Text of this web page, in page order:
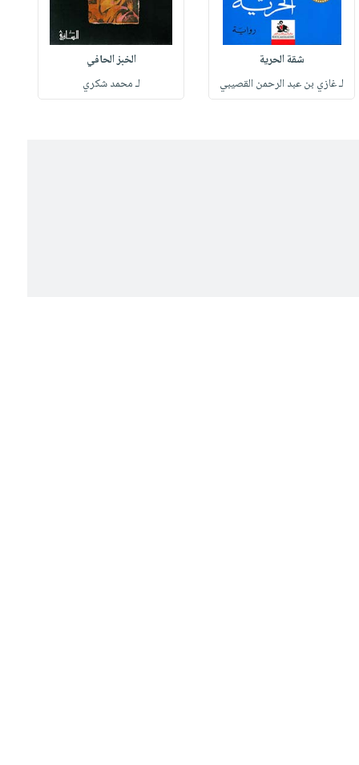
شقة الحرية
لـ غازي بن عبد الرحمن القصيبي
الخبز الحافي
لـ محمد شكري